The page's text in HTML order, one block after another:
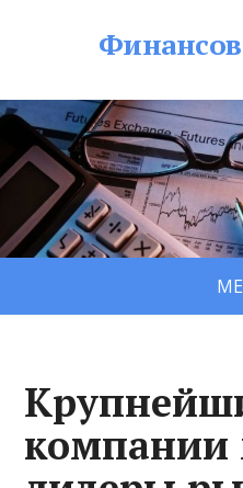
компании